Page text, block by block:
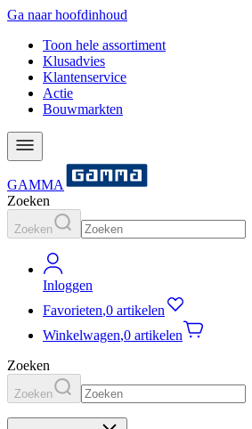
Ga naar hoofdinhoud
Toon hele assortiment
Klusadvies
Klantenservice
Actie
Bouwmarkten
GAMMA
Zoeken
Zoeken
Inloggen
Favorieten,0 artikelen
Winkelwagen,0 artikelen
Zoeken
Zoeken